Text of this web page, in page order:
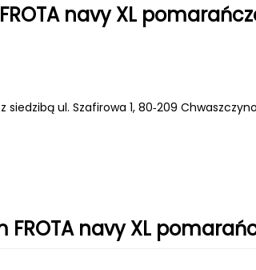
navy XL
siedzibą ul. Szafirowa 1, 80‑209
FROTA navy XL